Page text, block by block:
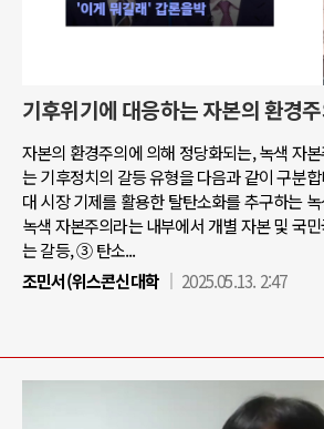
기후위기에 대응하는 자본의 환경
자본의 환경주의에 의해 정당화되는, 녹색 자
는 기후정치의 갈등 유형을 다음과 같이 구분
대 시장 기제를 활용한 탈탄소화를 추구하는
녹색 자본주의라는 내부에서 개별 자본 및 국
는 갈등, ③ 탄소...
조민서(위스콘신대학
2025.05.13. 2:47